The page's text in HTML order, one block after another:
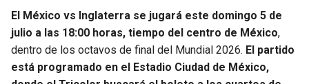
El México vs Inglaterra se jugará este domingo 5 de
julio a las 18:00 horas, tiempo del centro de México,
dentro de los octavos de final del Mundial 2026. El partido
está programado en el Estadio Ciudad de México,